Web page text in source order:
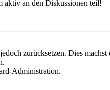
aktiv an den Diskussionen teil!
zurücksetzen. Dies
Administration.